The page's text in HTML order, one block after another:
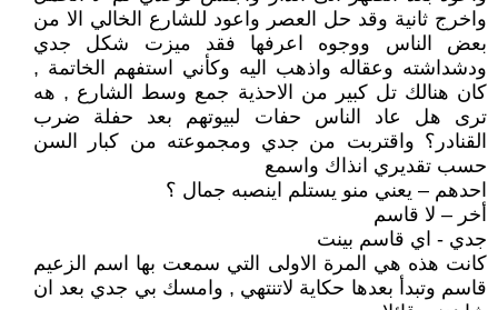
واخرج ثانية وقد حل العصر واعود للشارع الخالي الا من
بعض الناس ووجوه اعرفها فقد ميزت شكل جدي
ودشداشته وعقاله واذهب اليه وكأني استفهم الخاتمة ,
كان هنالك تل كبير من الاحذية جمع وسط الشارع , هه
ترى هل عاد الناس حفات لبيوتهم بعد حفلة ضرب
القنادر؟ واقتربت من جدي ومجموعته من كبار السن
حسب تقديري انذاك واسمع
احدهم – يعني منو يستلم اينصبه جمال ؟
أخر – لا قاسم
جدي - اي قاسم بينت
كانت هذه هي المرة الاولى التي سمعت بها اسم الزعيم
قاسم وتبدأ بعدها حكاية لاتنتهي , وامسك بي جدي بعد ان